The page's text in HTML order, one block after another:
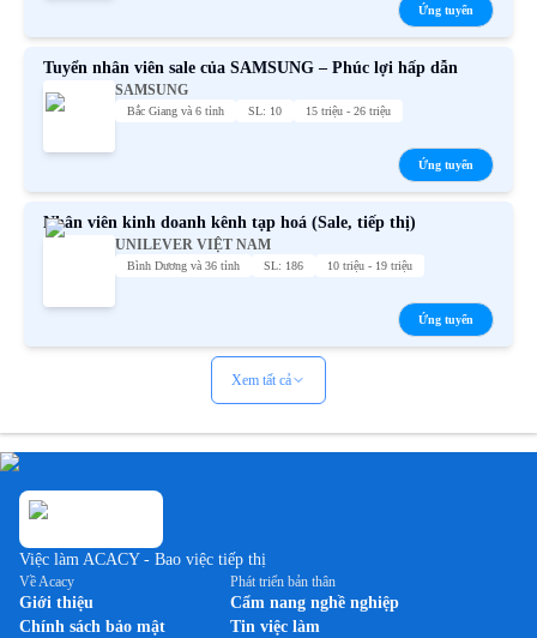
Ứng tuyển
Tuyển nhân viên sale của SAMSUNG – Phúc lợi hấp dẫn
SAMSUNG
Bắc Giang và 6 tỉnh SL: 10 15 triệu - 26 triệu
Ứng tuyển
Nhân viên kinh doanh kênh tạp hoá (Sale, tiếp thị)
UNILEVER VIỆT NAM
Bình Dương và 36 tỉnh SL: 186 10 triệu - 19 triệu
Ứng tuyển
Xem tất cả
Việc làm ACACY - Bao việc tiếp thị
Về Acacy
Giới thiệu
Chính sách bảo mật
Phát triển bản thân
Cẩm nang nghề nghiệp
Tin việc làm